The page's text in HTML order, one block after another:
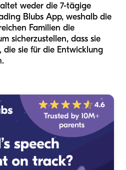
weder die 7-tägige
Blubs App, weshalb die
Familien die
sicherzustellen, dass sie
die sie für die Entwicklung